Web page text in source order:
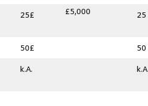
25£ £5,000 25
50£ 50
k.A.